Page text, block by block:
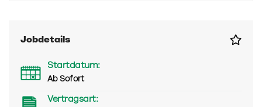
Jobdetails
Startdatum:
Ab Sofort
Vertragsart: